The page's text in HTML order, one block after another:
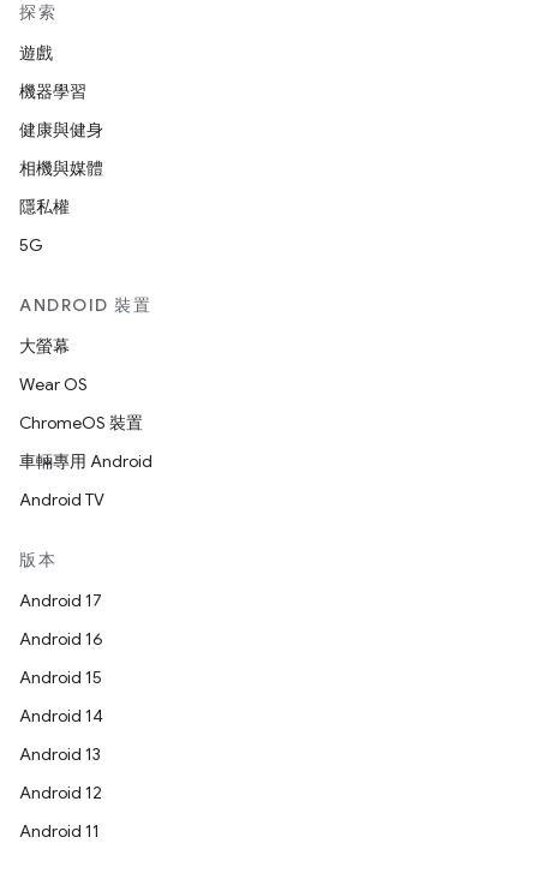
探索
遊戲
機器學習
健康與健身
相機與媒體
隱私權
5G
ANDROID 裝置
大螢幕
Wear OS
ChromeOS 裝置
車輛專用 Android
Android TV
版本
Android 17
Android 16
Android 15
Android 14
Android 13
Android 12
Android 11